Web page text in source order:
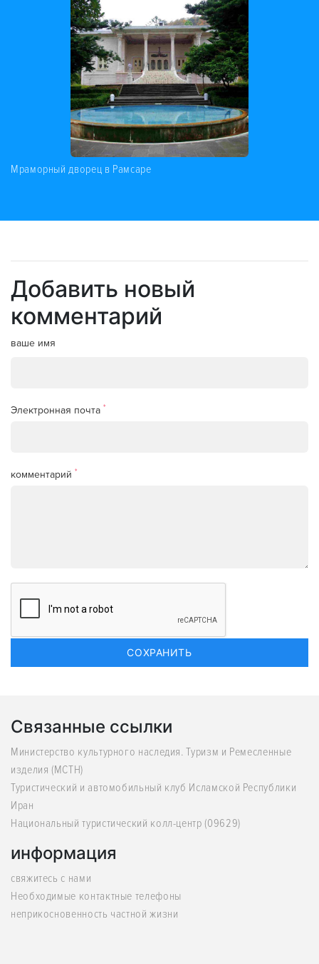
Мраморный дворец в Рамсаре
Добавить новый
комментарий
ваше имя
Электронная почта *
комментарий *
Связанные ссылки
Министерство культурного наследия. Туризм и Ремесленные
изделия (MCTH)
Туристический и автомобильный клуб Исламской Республики
Иран
Национальный туристический колл-центр (09629)
информация
свяжитесь с нами
Необходимые контактные телефоны
неприкосновенность частной жизни